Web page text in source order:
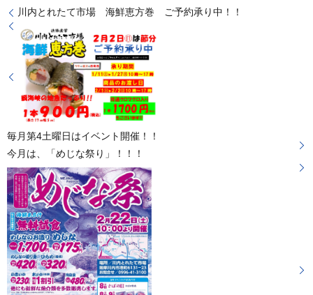
川内とれたて市場 海鮮恵方巻 ご予約承り中！！
毎月第4土曜日はイベント開催！！
今月は、「めじな祭り」！！！